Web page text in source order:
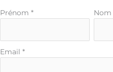
Formulaire
Prénom * Nom
Email *